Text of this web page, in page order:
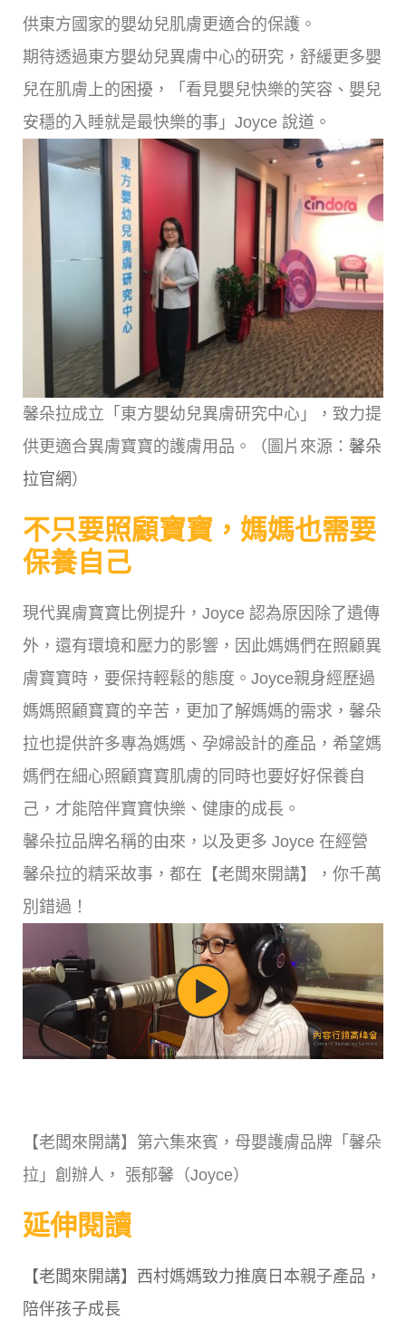
供東方國家的嬰幼兒肌膚更適合的保護。
期待透過東方嬰幼兒異膚中心的研究，舒緩更多嬰
兒在肌膚上的困擾，「看見嬰兒快樂的笑容、嬰兒
安穩的入睡就是最快樂的事」Joyce 說道。
馨朵拉成立「東方嬰幼兒異膚研究中心」，致力提
供更適合異膚寶寶的護膚用品。（圖片來源： 馨朵
拉官網 ）
不只要照顧寶寶，媽媽也需要
保養自己
現代異膚寶寶比例提升，Joyce 認為原因除了遺傳
外，還有環境和壓力的影響，因此媽媽們在照顧異
膚寶寶時，要保持輕鬆的態度。Joyce親身經歷過
媽媽照顧寶寶的辛苦，更加了解媽媽的需求，馨朵
拉也提供許多專為媽媽、孕婦設計的產品，希望媽
媽們在細心照顧寶寶肌膚的同時也要好好保養自
己，才能陪伴寶寶快樂、健康的成長。
馨朵拉品牌名稱的由來，以及更多 Joyce 在經營
馨朵拉的精采故事，都在【老闆來開講】，你千萬
別錯過！
【老闆來開講】第六集來賓，母嬰護膚品牌「馨朵
拉」創辦人， 張郁馨（Joyce）
延伸閱讀
【老闆來開講】西村媽媽致力推廣日本親子產品，
陪伴孩子成長